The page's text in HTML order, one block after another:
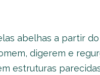
abelhas a partir
digerem e
estruturas